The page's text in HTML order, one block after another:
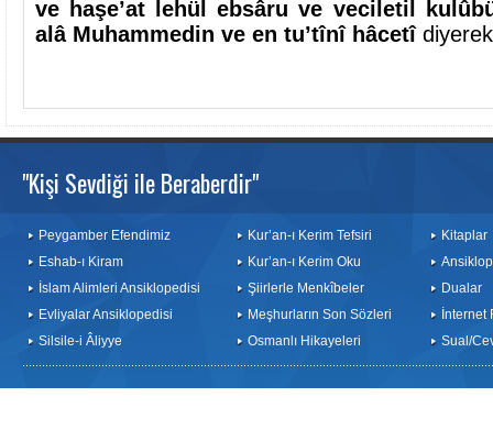
ve haşe’at lehül ebsâru ve veciletil
alâ Muhammedin ve en tu’tînî hâcetî
"Kişi Sevdiği ile Beraberdir"
Peygamber Efendimiz
Eshab-ı Kiram
İslam Alimleri Ansiklopedisi
Evliyalar Ansiklopedisi
Silsile-i Âliyye
Kur’an-ı Kerim Tefsiri
Kur’an-ı Kerim Oku
Şiirlerle Menkîbeler
Meşhurların Son Sözleri
Osmanlı Hikayeleri
Kitaplar
Dualar
İnternet
Sual/